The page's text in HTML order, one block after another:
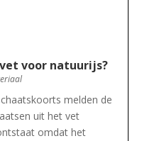
voor natuurijs?
melden de
uit het vet
omdat het